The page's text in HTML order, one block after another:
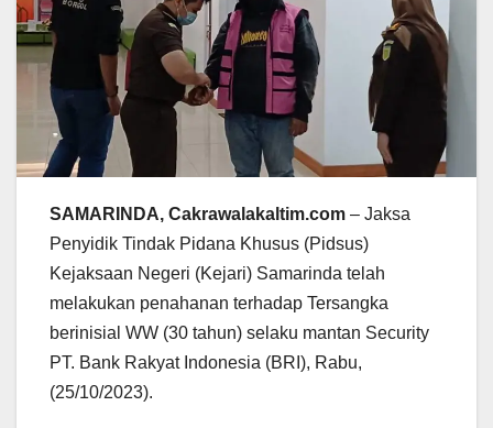
SAMARINDA, Cakrawalakaltim.com – Jaksa
Penyidik Tindak Pidana Khusus (Pidsus)
Kejaksaan Negeri (Kejari) Samarinda telah
melakukan penahanan terhadap Tersangka
berinisial WW (30 tahun) selaku mantan Security
PT. Bank Rakyat Indonesia (BRI), Rabu,
(25/10/2023).